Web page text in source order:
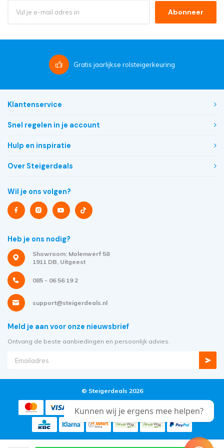
Abonneer
Gratis jaarlijkse rolsteigerkeuring
Klantenservice
Snel regelen in je account
Hulp en inspiratie
Over Steigerdeals
Wil je ons volgen?
Heb je ons nodig?
Showroom: Molenwerf 58
1911 DB, Uitgeest
085 - 06 56 19 2
support@steigerdeals.nl
Meld je aan voor onze nieuwsbrief
Ontvang de beste aanbiedingen en persoonlijk advies.
© Steigerdeals 2026
Kunnen wij je ergens mee helpen?